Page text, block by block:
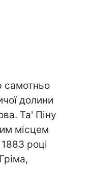
самотньо
долини
Та' Піну
місцем
році